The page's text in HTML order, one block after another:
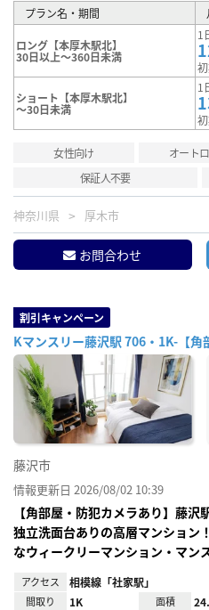
プラン名・期間
ロング【本厚木駅北】
30日以上～360日未満
1
ショート【本厚木駅北】
～30日未満
1
女性向け オート
保証人不要
神奈川県 厚木市
お問合わせ
割引キャンペーン
Kマンスリー藤沢駅 706・1K-【
藤沢市
情報更新日 2026/08/02 10:39
【角部屋・防犯カメラあり】藤
独立洗面台ありの高層マンション
なウィークリーマンション・マン
アクセス 相模線「社家駅」
間取り 1K 面積